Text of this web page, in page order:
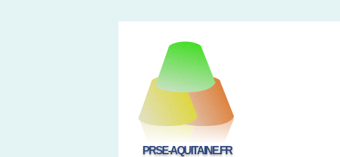
PRSE-AQUITAINE.FR